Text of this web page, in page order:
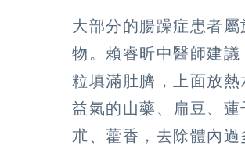
大部分的腸躁症患者
物。賴睿昕中醫師建
粒填滿肚臍，上面放
益氣的山藥、扁豆、
朮、藿香，去除體內